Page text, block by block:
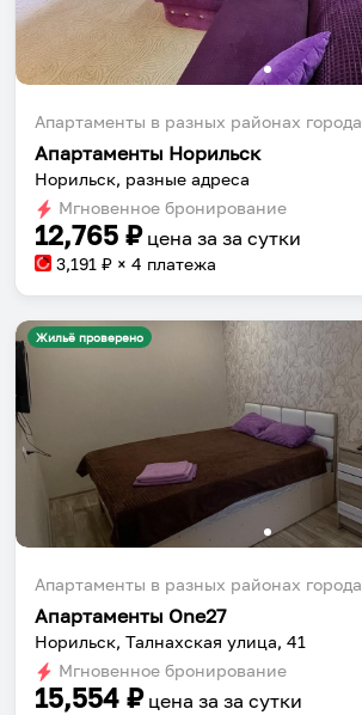
Апартаменты в разных районах города
Апартаменты Норильск
Норильск, разные адреса
Мгновенное бронирование
12,765 ₽ цена за за сутки
3,191 ₽ × 4 платежа
Жильё проверено
Апартаменты в разных районах города
Апартаменты One27
Норильск, Талнахская улица, 41
Мгновенное бронирование
15,554 ₽ цена за за сутки